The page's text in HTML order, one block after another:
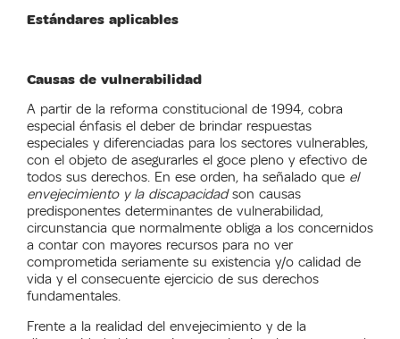
Estándares aplicables
Causas de vulnerabilidad
A partir de la reforma constitucional de 1994, cobra
especial énfasis el deber de brindar respuestas
especiales y diferenciadas para los sectores vulnerables,
con el objeto de asegurarles el goce pleno y efectivo de
todos sus derechos. En ese orden, ha señalado que el
envejecimiento y la discapacidadson causas
predisponentes determinantes de vulnerabilidad,
circunstancia que normalmente obliga a los concernidos
a contar con mayores recursos para no ver
comprometida seriamente su existencia y/o calidad de
vida y el consecuente ejercicio de sus derechos
fundamentales.
Frente a la realidad del envejecimiento y de la